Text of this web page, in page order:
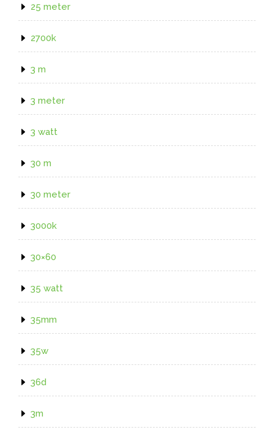
25 meter
2700k
3 m
3 meter
3 watt
30 m
30 meter
3000k
30×60
35 watt
35mm
35w
36d
3m